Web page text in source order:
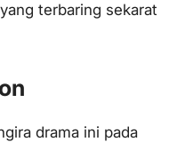
terbaring sekarat
drama ini pada